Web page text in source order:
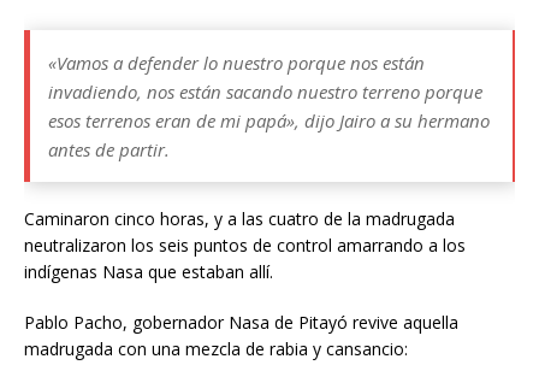
«Vamos a defender lo nuestro porque nos están
invadiendo, nos están sacando nuestro terreno porque
esos terrenos eran de mi papá», dijo Jairo a su hermano
antes de partir.
Caminaron cinco horas, y a las cuatro de la madrugada
neutralizaron los seis puntos de control amarrando a los
indígenas Nasa que estaban allí.
Pablo Pacho, gobernador Nasa de Pitayó revive aquella
madrugada con una mezcla de rabia y cansancio: